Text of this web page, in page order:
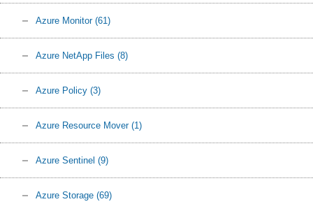
Azure Monitor (61)
Azure NetApp Files (8)
Azure Policy (3)
Azure Resource Mover (1)
Azure Sentinel (9)
Azure Storage (69)